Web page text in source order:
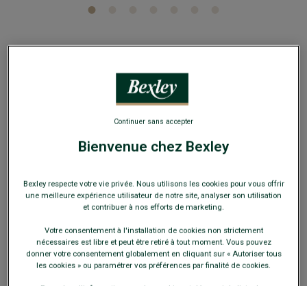
Surchemise en flanelle Camel - THÉODÉRIC
100% coton - Coupe ajustée raccourcie
COULEURS DISPONIBLES
Bienvenue chez Bexley
Bexley respecte votre vie privée. Nous utilisons les cookies pour vous offrir
une meilleure expérience utilisateur de notre site, analyser son utilisation
et contribuer à nos efforts de marketing.
Votre consentement à l'installation de cookies non strictement
nécessaires est libre et peut être retiré à tout moment. Vous pouvez
donner votre consentement globalement en cliquant sur « Autoriser tous
les cookies » ou paramétrer vos préférences par finalité de cookies.
Continuer sans accepter